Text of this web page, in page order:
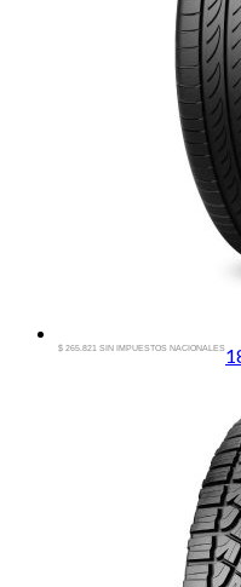
$ 265.821 SIN IMPUESTOS NACIONALES